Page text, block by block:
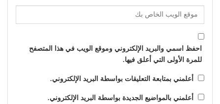
احفظ اسمي والبريد الإلكتروني وموقع الويب في هذا المتصفح
للمرة الأولى التي أعلق فيها.
أعلمني بمتابعة التعليقات بواسطة البريد الإلكتروني.
أعلمني بالمواضيع الجديدة بواسطة البريد الإلكتروني.